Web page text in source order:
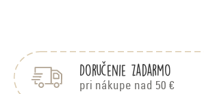
Doručenie zadarmo
pri nákupe nad 50 €